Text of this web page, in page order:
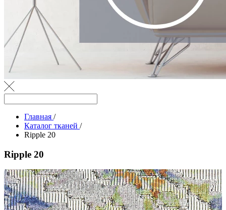
Главная /
Каталог тканей /
Ripple 20
Ripple 20